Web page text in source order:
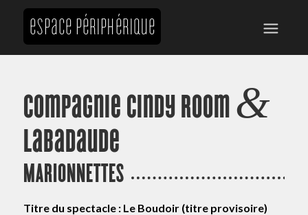
Compagnie Cindy Room &
Labadaude
MARIONNETTES
Titre du spectacle : Le Boudoir (titre provisoire)